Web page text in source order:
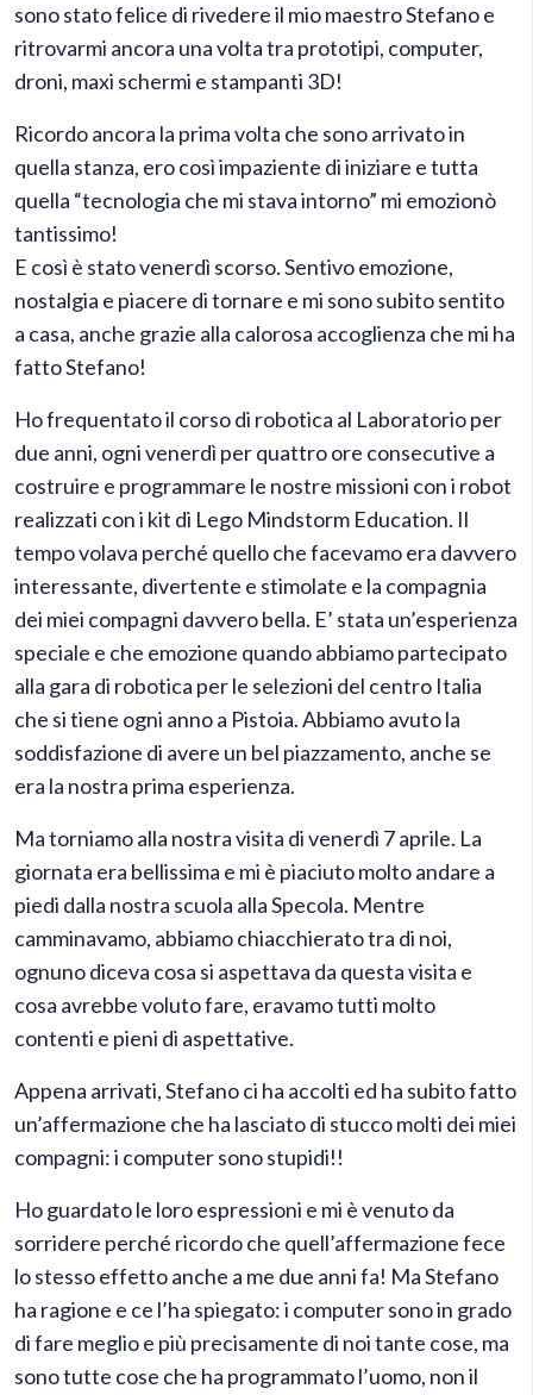
sono stato felice di rivedere il mio maestro Stefano e
ritrovarmi ancora una volta tra prototipi, computer,
droni, maxi schermi e stampanti 3D!
Ricordo ancora la prima volta che sono arrivato in
quella stanza, ero così impaziente di iniziare e tutta
quella “tecnologia che mi stava intorno” mi emozionò
tantissimo!
E così è stato venerdì scorso. Sentivo emozione,
nostalgia e piacere di tornare e mi sono subito sentito
a casa, anche grazie alla calorosa accoglienza che mi ha
fatto Stefano!
Ho frequentato il corso di robotica al Laboratorio per
due anni, ogni venerdì per quattro ore consecutive a
costruire e programmare le nostre missioni con i robot
realizzati con i kit di Lego Mindstorm Education. Il
tempo volava perché quello che facevamo era davvero
interessante, divertente e stimolate e la compagnia
dei miei compagni davvero bella. E’ stata un’esperienza
speciale e che emozione quando abbiamo partecipato
alla gara di robotica per le selezioni del centro Italia
che si tiene ogni anno a Pistoia. Abbiamo avuto la
soddisfazione di avere un bel piazzamento, anche se
era la nostra prima esperienza.
Ma torniamo alla nostra visita di venerdì 7 aprile. La
giornata era bellissima e mi è piaciuto molto andare a
piedi dalla nostra scuola alla Specola. Mentre
camminavamo, abbiamo chiacchierato tra di noi,
ognuno diceva cosa si aspettava da questa visita e
cosa avrebbe voluto fare, eravamo tutti molto
contenti e pieni di aspettative.
Appena arrivati, Stefano ci ha accolti ed ha subito fatto
un’affermazione che ha lasciato di stucco molti dei miei
compagni: i computer sono stupidi!!
Ho guardato le loro espressioni e mi è venuto da
sorridere perché ricordo che quell’affermazione fece
lo stesso effetto anche a me due anni fa! Ma Stefano
ha ragione e ce l’ha spiegato: i computer sono in grado
di fare meglio e più precisamente di noi tante cose, ma
sono tutte cose che ha programmato l’uomo, non il